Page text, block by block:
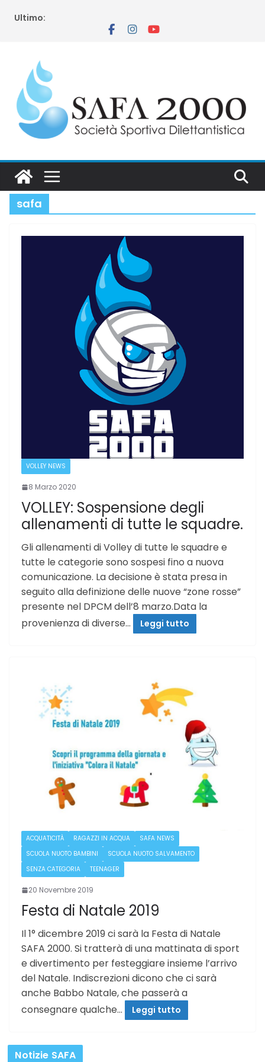
Ultimo:
safa
VOLLEY NEWS
8 Marzo 2020
VOLLEY: Sospensione degli
allenamenti di tutte le squadre.
Gli allenamenti di Volley di tutte le squadre e
tutte le categorie sono sospesi fino a nuova
comunicazione. La decisione è stata presa in
seguito alla definizione delle nuove “zone rosse”
presente nel DPCM dell’8 marzo.Data la
provenienza di diverse…
Leggi tutto
ACQUATICITÀ RAGAZZI IN ACQUA
SAFA NEWS
SCUOLA NUOTO BAMBINI
SCUOLA NUOTO SALVAMENTO
SENZA CATEGORIA
TEENAGER
20 Novembre 2019
Festa di Natale 2019
Il 1° dicembre 2019 ci sarà la Festa di Natale
SAFA 2000. Si tratterà di una mattinata di sport
e divertimento per festeggiare insieme l’arrivo
del Natale. Indiscrezioni dicono che ci sarà
anche Babbo Natale, che passerà a
consegnare qualche…
Leggi tutto
Notizie SAFA